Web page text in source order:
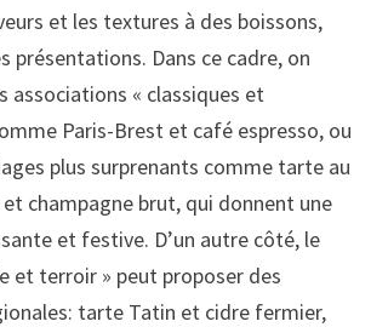
et les textures à des boissons,
présentations. Dans ce cadre, on
associations « classiques et
Paris-Brest et café espresso, ou
plus surprenants comme tarte au
champagne brut, qui donnent une
et festive. D’un autre côté, le
et terroir » peut proposer des
tarte Tatin et cidre fermier,